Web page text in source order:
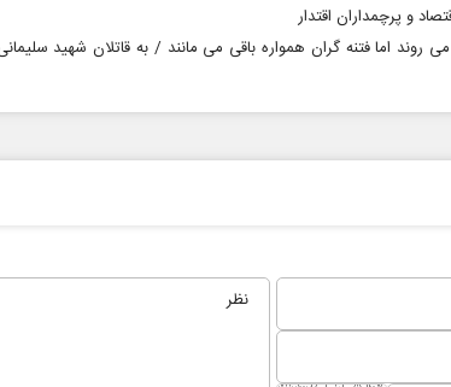
و پرچمداران اقتدار
روند اما فتنه گران همواره باقی می مانند / به قاتلان شهید